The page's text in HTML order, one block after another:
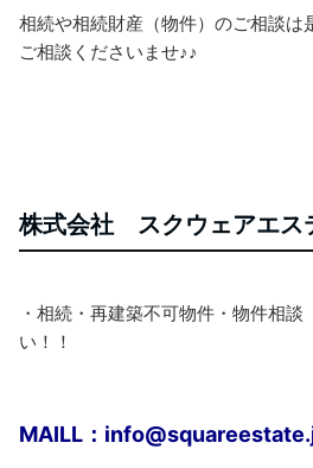
相続や相続財産（物件）のご相談は
ご相談くださいませ♪♪
株式会社 スクウェアエス
・相続・再建築不可物件・物件相
い！！
MAILL ：